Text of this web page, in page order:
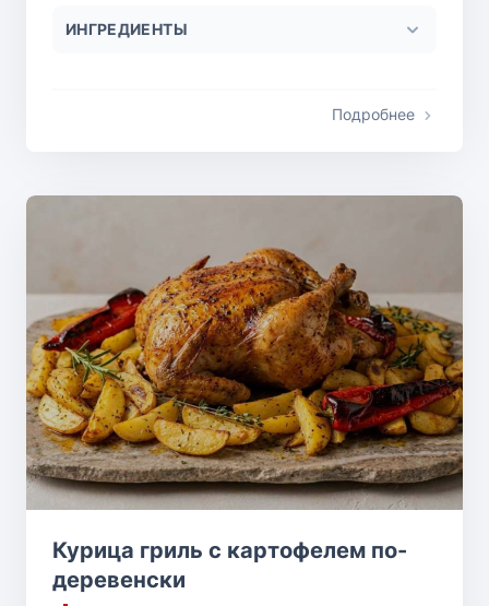
ИНГРЕДИЕНТЫ
Подробнее
Курица гриль с картофелем по-
деревенски